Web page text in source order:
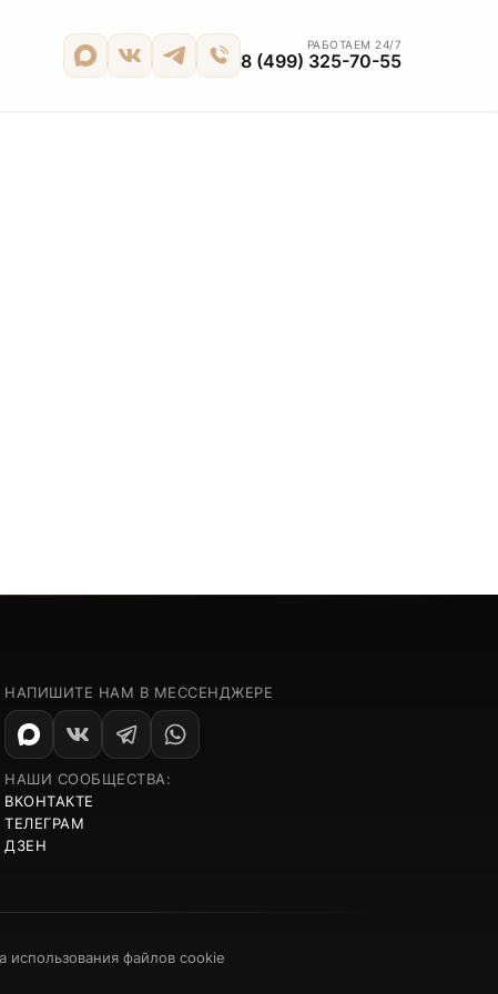
РАБОТАЕМ 24/7
8 (499) 325-70-55
НАПИШИТЕ НАМ В МЕССЕНДЖЕРЕ
НАШИ СООБЩЕСТВА:
ВКОНТАКТЕ
ТЕЛЕГРАМ
ДЗЕН
использования файлов cookie